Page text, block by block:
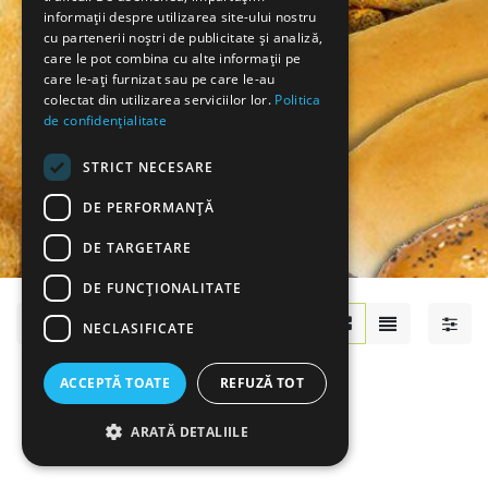
Brutarie
informații despre utilizarea site-ului nostru
cu partenerii noștri de publicitate și analiză,
care le pot combina cu alte informații pe
care le-ați furnizat sau pe care le-au
colectat din utilizarea serviciilor lor. Politica
de confidențialitate
STRICT NECESARE
DE PERFORMANȚĂ
DE TARGETARE
DE FUNCŢIONALITATE
NECLASIFICATE
ACCEPTĂ TOATE REFUZĂ TOT
ARATĂ DETALIILE